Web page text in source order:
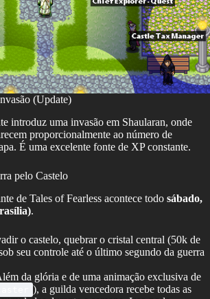
(Update)
introduz uma invasão em Shaularan, onde
proporcionalmente ao número de
É uma excelente fonte de XP constante.
pelo Castelo
de Tales of Fearless acontece todo sábado,
.
o castelo, quebrar o cristal central (50k de
seu controle até o último segundo da guerra
da glória e de uma animação exclusiva de
), a guilda vencedora recebe todas as